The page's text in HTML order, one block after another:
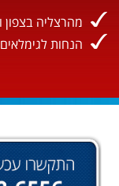
מהרצליה בצפון
הנחות